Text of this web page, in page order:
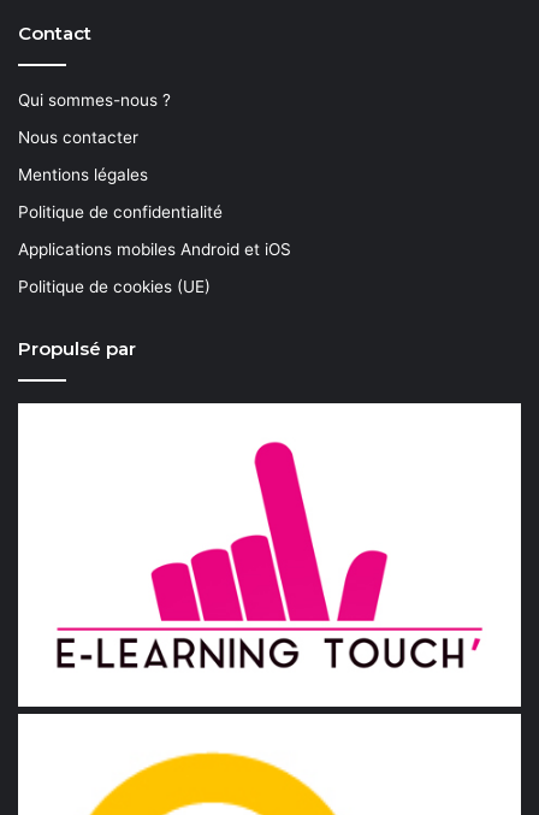
Contact
Qui sommes-nous ?
Nous contacter
Mentions légales
Politique de confidentialité
Applications mobiles Android et iOS
Politique de cookies (UE)
Propulsé par